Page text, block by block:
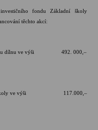
fondu Základní školy
těchto akcí:
dílnu ve výši 492. 000,–
školy ve výši 117.000,–